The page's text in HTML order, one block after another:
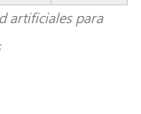
artificiales para